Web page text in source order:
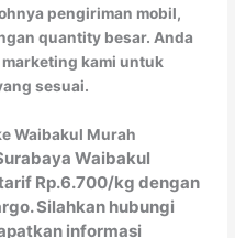
pengiriman mobil,
quantity besar. Anda
kami untuk
sesuai.
Waibakul Murah
Waibakul
Rp.6.700/kg dengan
Silahkan hubungi
informasi